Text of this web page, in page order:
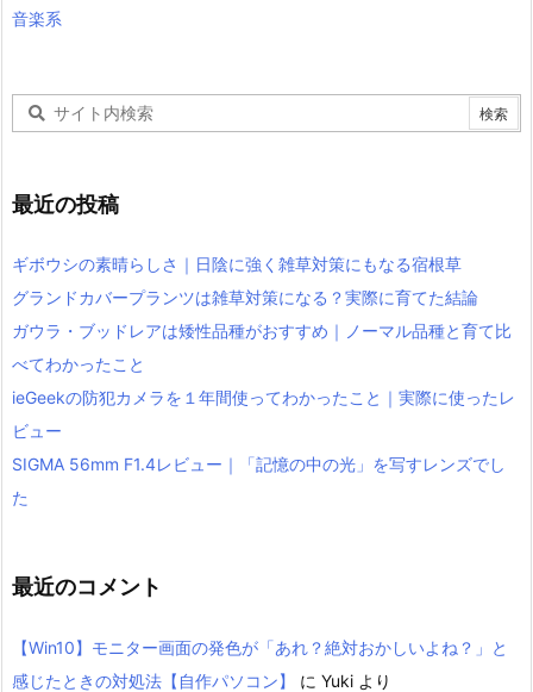
音楽系
最近の投稿
ギボウシの素晴らしさ｜日陰に強く雑草対策にもなる宿根草
グランドカバープランツは雑草対策になる？実際に育てた結論
ガウラ・ブッドレアは矮性品種がおすすめ｜ノーマル品種と育て比
べてわかったこと
ieGeekの防犯カメラを１年間使ってわかったこと｜実際に使ったレ
ビュー
SIGMA 56mm F1.4レビュー｜「記憶の中の光」を写すレンズでし
た
最近のコメント
【Win10】モニター画面の発色が「あれ？絶対おかしいよね？」と
感じたときの対処法【自作パソコン】
に Yuki より